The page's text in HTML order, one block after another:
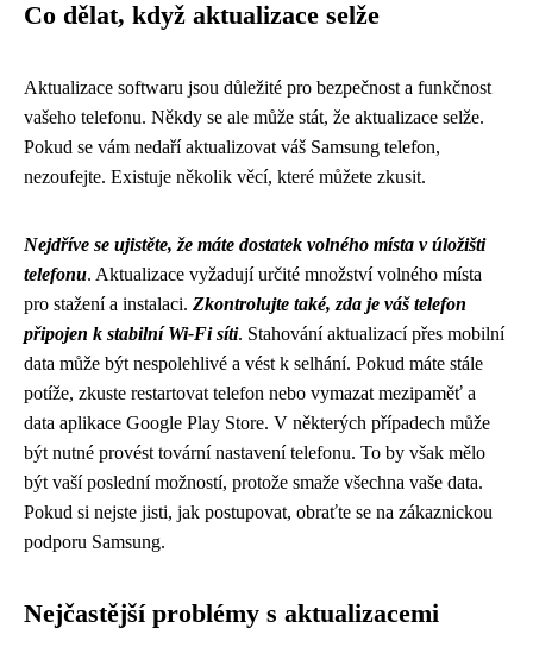
Co dělat, když aktualizace selže
Aktualizace softwaru jsou důležité pro bezpečnost a funkčnost
vašeho telefonu. Někdy se ale může stát, že aktualizace selže.
Pokud se vám nedaří aktualizovat váš Samsung telefon,
nezoufejte. Existuje několik věcí, které můžete zkusit.
Nejdříve se ujistěte, že máte dostatek volného místa v úložišti
telefonu. Aktualizace vyžadují určité množství volného místa
pro stažení a instalaci. Zkontrolujte také, zda je váš telefon
připojen k stabilní Wi-Fi síti. Stahování aktualizací přes mobilní
data může být nespolehlivé a vést k selhání. Pokud máte stále
potíže, zkuste restartovat telefon nebo vymazat mezipaměť a
data aplikace Google Play Store. V některých případech může
být nutné provést tovární nastavení telefonu. To by však mělo
být vaší poslední možností, protože smaže všechna vaše data.
Pokud si nejste jisti, jak postupovat, obraťte se na zákaznickou
podporu Samsung.
Nejčastější problémy s aktualizacemi